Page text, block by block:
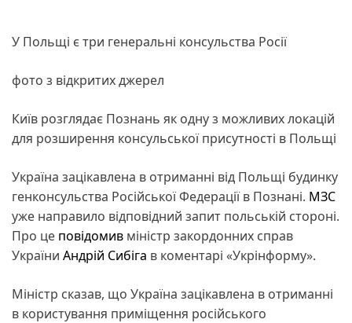
У Польщі є три генеральні консульства Росії
фото з відкритих джерел
Київ розглядає Познань як одну з можливих локацій
для розширення консульської присутності в Польщі
Україна зацікавлена в отриманні від Польщі будинку
генконсульства Російської Федерації в Познані. МЗС
уже направило відповідний запит польській стороні.
Про це повідомив міністр закордонних справ
України Андрій Сибіга в коментарі «Укрінформу».
Міністр сказав, що Україна зацікавлена в отриманні
в користування приміщення російського